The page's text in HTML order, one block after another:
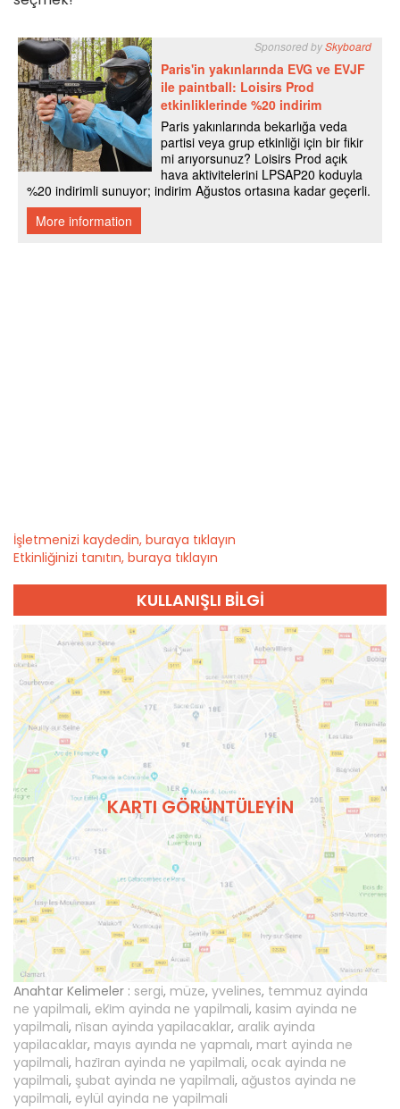
İşletmenizi kaydedin, buraya tıklayın
Etkinliğinizi tanıtın, buraya tıklayın
KULLANIŞLI BILGI
KARTI GÖRÜNTÜLEYIN
Anahtar Kelimeler : sergi, müze, yvelines, temmuz ayinda
ne yapilmali, eki̇m ayinda ne yapilmali, kasim ayinda ne
yapilmali, ni̇san ayinda yapilacaklar, aralik ayinda
yapilacaklar, mayıs ayında ne yapmalı, mart ayinda ne
yapilmali, hazi̇ran ayinda ne yapilmali, ocak ayinda ne
yapilmali, şubat ayinda ne yapilmali, ağustos ayinda ne
yapilmali, eylül ayinda ne yapilmali